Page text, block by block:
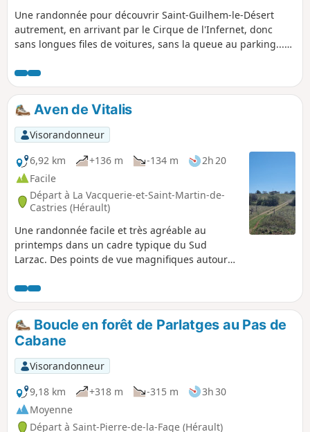
Une randonnée pour découvrir Saint-Guilhem-le-Désert
autrement, en arrivant par le Cirque de l'Infernet, donc
sans longues files de voitures, sans la queue au parking...
de Saint-Guilhem-le-Désert et Saint-Jean-de-Fos, l’itinéraire
reste praticable mais le PR® des Fenestrettes est impacté,
ainsi que la voie d'Arles (GR®653). Merci de vous informer
auprès de l’Office de Tourisme Saint-Guilhem – Vallée de
l’Hérault sur la praticabilité de l’itinéraire.
Aven de Vitalis
Visorandonneur
6,92 km
+136 m -134 m
2h 20
Facile
Départ à La Vacquerie-et-Saint-Martin-de-
Castries (Hérault)
Une randonnée facile et très agréable au
printemps dans un cadre typique du Sud
Larzac. Des points de vue magnifiques autour
découvrir plusieurs lieux atypiques : la cave
"Aven de Vitalis", la source du Goutal et un
bateau posé sur la montagne...
Boucle en forêt de Parlatges au Pas de
Cabane
Visorandonneur
9,18 km
+318 m -315 m
3h 30
Moyenne
Départ à Saint-Pierre-de-la-Fage (Hérault)